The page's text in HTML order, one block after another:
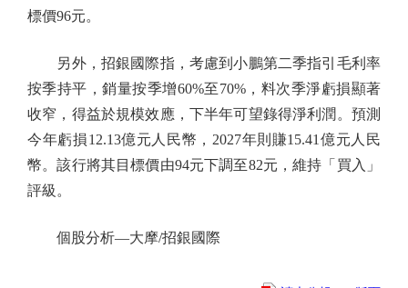
標價96元。
另外，招銀國際指，考慮到小鵬第二季指引毛利率
按季持平，銷量按季增60%至70%，料次季淨虧損顯著
收窄，得益於規模效應，下半年可望錄得淨利潤。預測
今年虧損12.13億元人民幣，2027年則賺15.41億元人民
幣。該行將其目標價由94元下調至82元，維持「買入」
評級。
個股分析—大摩/招銀國際